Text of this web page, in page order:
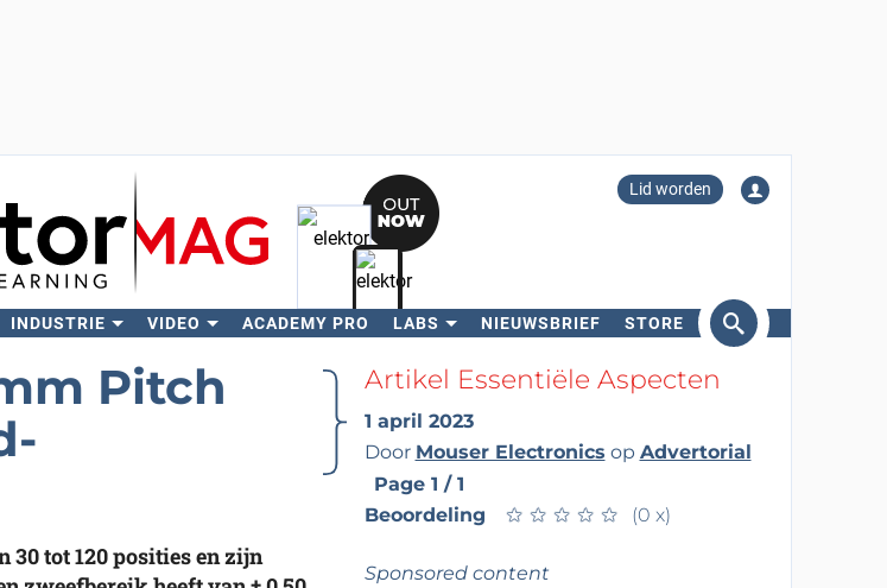
Lid worden
INDUSTRIE VIDEO ACADEMY PRO LABS NIEUWSBRIEF STORE
Zoeken
Pitch
30 tot 120 posities en zijn
Artikel Essentiële Aspecten
1 april 2023
Door Mouser Electronics op Advertorial
Page 1 / 1
Beoordeling
★ ★ ★ ★ ★
★ ★ ★ ★ ★ (0 x)
Sponsored content